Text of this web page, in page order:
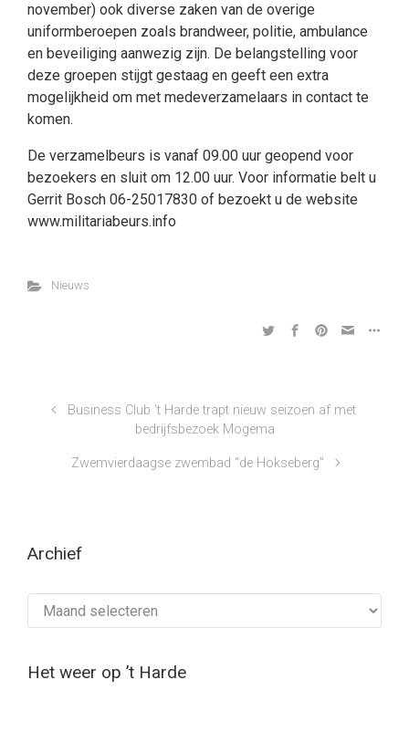
november) ook diverse zaken van de overige
uniformberoepen zoals brandweer, politie, ambulance
en beveiliging aanwezig zijn. De belangstelling voor
deze groepen stijgt gestaag en geeft een extra
mogelijkheid om met medeverzamelaars in contact te
komen.
De verzamelbeurs is vanaf 09.00 uur geopend voor
bezoekers en sluit om 12.00 uur. Voor informatie belt u
Gerrit Bosch 06-25017830 of bezoekt u de website
www.militariabeurs.info
Nieuws
Business Club ’t Harde trapt nieuw seizoen af met
bedrijfsbezoek Mogema
Zwemvierdaagse zwembad “de Hokseberg”
Archief
Het weer op ’t Harde